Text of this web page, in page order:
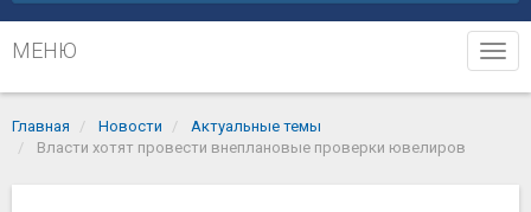
МЕНЮ
Главная Новости
Актуальные темы
Власти хотят провести внеплановые проверки ювелиров